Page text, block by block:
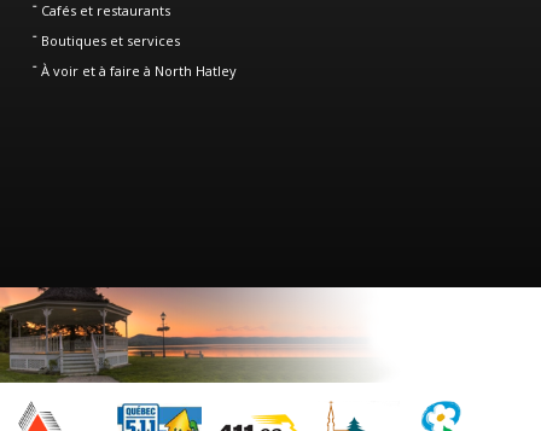
Cafés et restaurants
Boutiques et services
À voir et à faire à North Hatley